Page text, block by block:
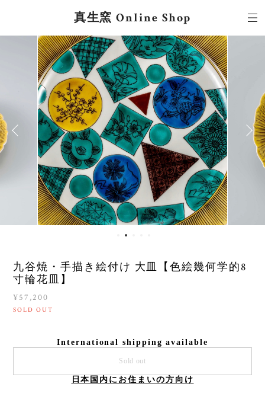
真生窯 Online Shop
九谷焼・手描き絵付け 大皿【色絵幾何学的8
寸輪花皿】
¥57,200
SOLD OUT
International shipping available
Sold out
日本国内にお住まいの方向け